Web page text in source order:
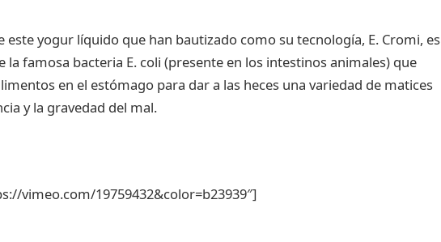
este yogur líquido que han bautizado como su tecnología, E. Cromi, es
la famosa bacteria E. coli (presente en los intestinos animales) que
en el estómago para dar a las heces una variedad de matices
y la gravedad del mal.
vimeo.com/19759432&color=b23939″]